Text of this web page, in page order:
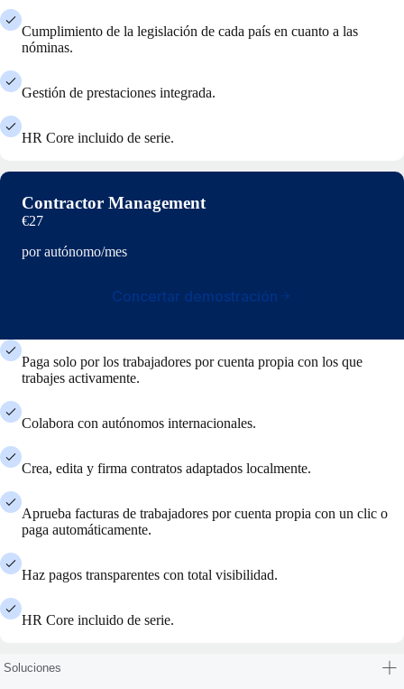
Cumplimiento de la legislación de cada país en cuanto a las
nóminas.
Gestión de prestaciones integrada.
HR Core incluido de serie.
Contractor Management
€27
por autónomo/mes
Concertar demostración
Paga solo por los trabajadores por cuenta propia con los que
trabajes activamente.
Colabora con autónomos internacionales.
Crea, edita y firma contratos adaptados localmente.
Aprueba facturas de trabajadores por cuenta propia con un clic o
paga automáticamente.
Haz pagos transparentes con total visibilidad.
HR Core incluido de serie.
Soluciones